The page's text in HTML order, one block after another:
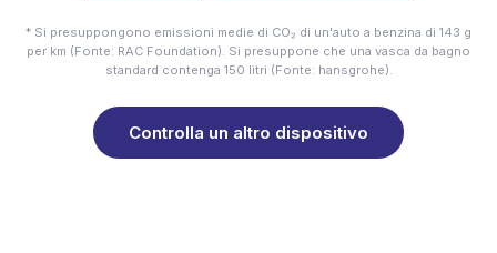
* Si presuppongono emissioni medie di CO₂ di un'auto a benzina di 143 g
per km (Fonte: RAC Foundation). Si presuppone che una vasca da bagno
standard contenga 150 litri (Fonte: hansgrohe).
Controlla un altro dispositivo